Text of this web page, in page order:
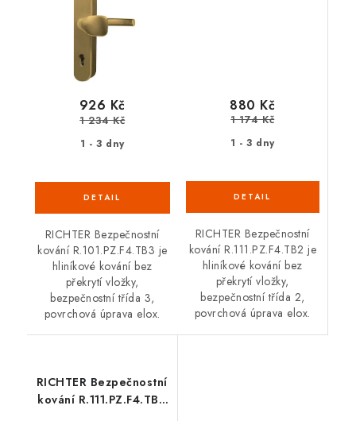
1 - 3 dny
926 Kč
1 234 Kč
RICHTER Bezpečnostní
kování R.101.PZ.F4.TB3 je
hliníkové kování bez
překrytí vložky,
bezpečnostní třída 3,
povrchová úprava elox.
1 - 3 dny
880 Kč
1 174 Kč
RICHTER Bezpečnostní
kování R.111.PZ.F4.TB2 je
hliníkové kování bez
překrytí vložky,
bezpečnostní třída 2,
povrchová úprava elox.
RICHTER Bezpečnostní
kování R.111.PZ.F4.TB3